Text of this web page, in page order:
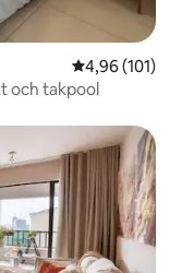
4,96 av 5 i
4,96 (101)
och takpool